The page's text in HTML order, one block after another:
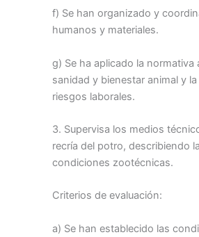
f) Se han organizado y
humanos y materiales.
g) Se ha aplicado la normativa
sanidad y bienestar animal y
riesgos laborales.
3. Supervisa los medios
recría del potro, describiendo
condiciones zootécnicas.
Criterios de evaluación:
a) Se han establecido las